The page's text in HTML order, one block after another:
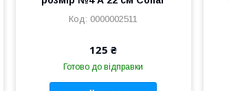
0000002511
125 ₴
Готово до відправки